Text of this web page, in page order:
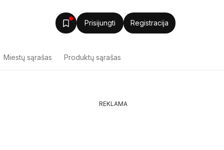
Prisijungti Registracija
Miestų sąrašas Produktų sąrašas
REKLAMA